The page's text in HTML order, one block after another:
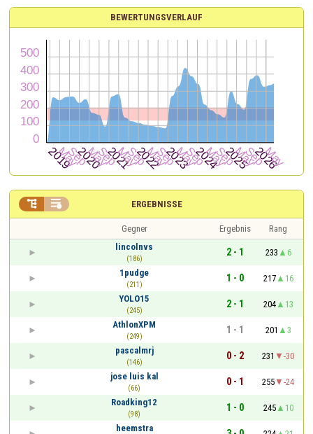
BEWERTUNGSVERLAUF
ERGEBNISSE
 
Gegner Ergebnis
Rang
lincolnvs
(186)
2 - 1 233
6
1pudge
(211)
1 - 0 217
16
YOLO15
(245)
2 - 1 204
13
AthlonXPM
(249)
1 - 1 201
3
pascalmrj
(146)
0 - 2 231
-30
jose luis kal
(66)
0 - 1 255
-24
Roadking12
(98)
1 - 0 245
10
heemstra